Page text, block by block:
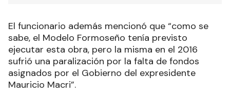
El funcionario además mencionó que “como se
sabe, el Modelo Formoseño tenía previsto
ejecutar esta obra, pero la misma en el 2016
sufrió una paralización por la falta de fondos
asignados por el Gobierno del expresidente
Mauricio Macri”.